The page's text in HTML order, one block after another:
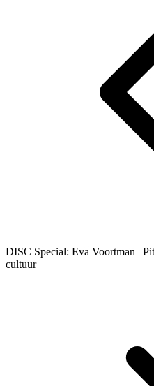
DISC Special: Eva Voortman |
cultuur